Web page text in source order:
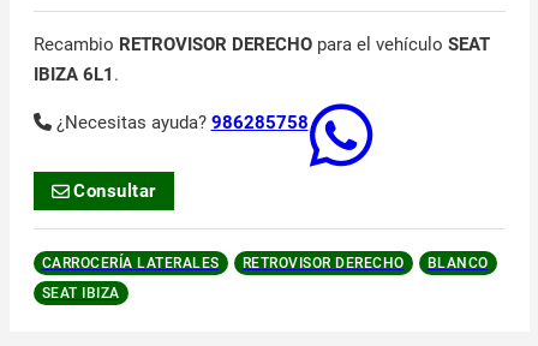
Recambio RETROVISOR DERECHOpara el vehículo SEAT
IBIZA 6L1 .
¿Necesitas ayuda? 986285758
Consultar
CARROCERÍA LATERALES RETROVISOR DERECHO
BLANCO
SEAT IBIZA